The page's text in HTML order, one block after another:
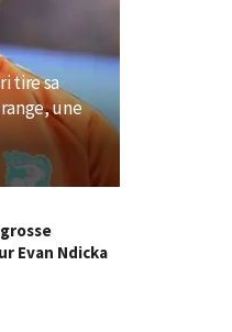
tire sa
une
Evan Ndicka